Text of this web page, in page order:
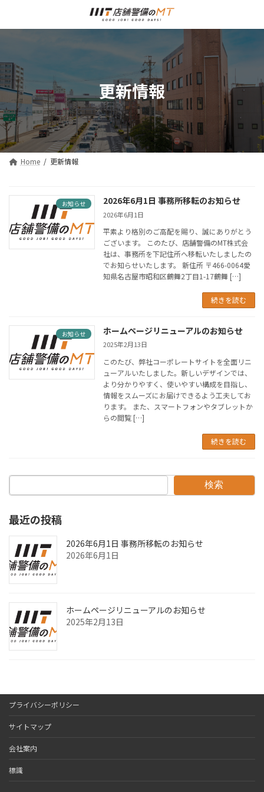
テ
へ
ス
キ
ッ
プ
ゲ
ョ
ン
に
移
動
更新情報
Home 更新情報
お知らせ 2026年6月1日 事務所移転のお知らせ
2026年6月1日
平素より格別のご高配を賜り、誠にありがとう
ございます。 このたび、店舗警備のMT株式会
社は、事務所を下記住所へ移転いたしましたの
でお知らせいたします。 新住所 〒466-0064愛
知県名古屋市昭和区鶴舞2丁目1-17鶴舞 […]
続きを読む
お知らせ ホームページリニューアルのお知らせ
2025年2月13日
このたび、弊社コーポレートサイトを全面リニ
ューアルいたしました。新しいデザインでは、
より分かりやすく、使いやすい構成を目指し、
情報をスムーズにお届けできるよう工夫してお
ります。 また、スマートフォンやタブレットか
らの閲覧 […]
続きを読む
検索
最近の投稿
2026年6月1日 事務所移転のお知らせ
2026年6月1日
ホームページリニューアルのお知らせ
2025年2月13日
プライバシーポリシー
サイトマップ
会社案内
標識